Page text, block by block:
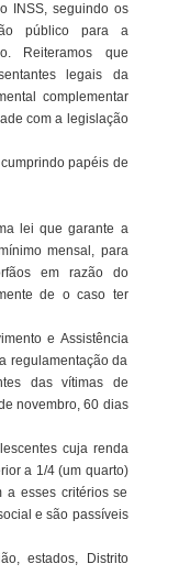
INSS, seguindo os
público para a
Reiteramos que
legais da
complementar
com a legislação
papéis de
lei que garante a
mensal, para
em razão do
de o caso ter
e Assistência
regulamentação da
das vítimas de
novembro, 60 dias
cuja renda
a 1/4 (um quarto)
a esses critérios se
e são passíveis
estados, Distrito